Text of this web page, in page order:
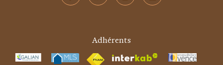
Adhérents